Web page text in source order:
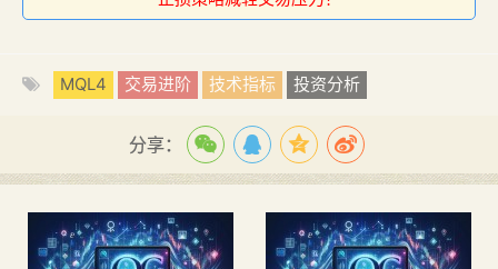
MQL4 交易进阶 技术指标 投资分析
分享：